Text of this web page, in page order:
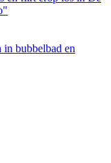
bubbelbad en